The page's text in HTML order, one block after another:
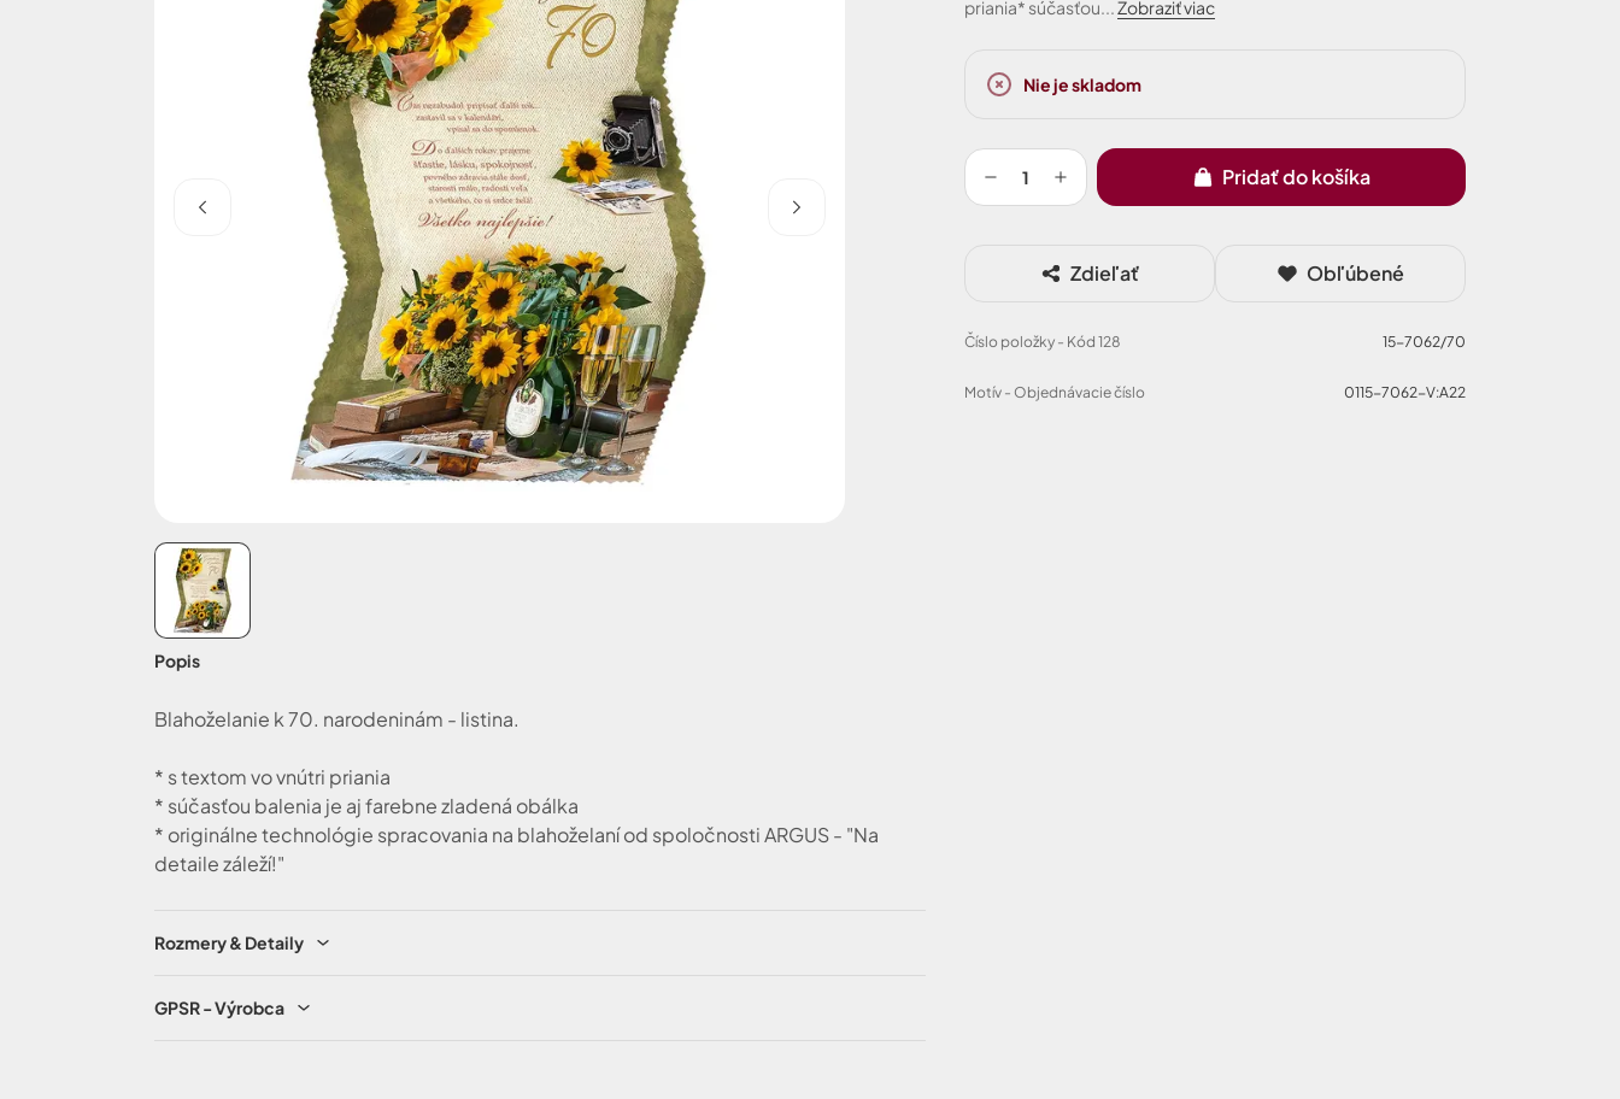
Popis
Blahoželanie k 70. narodeninám - listina.
* s textom vo vnútri priania
* súčasťou balenia je aj farebne zladená obálka
* originálne technológie spracovania na blahoželaní od spoločnosti ARGUS - "Na
detaile záleží!"
Rozmery & Detaily
GPSR - Výrobca
priania* súčasťou...Zobraziť viac
Nie je skladom
Pridať do košíka
Zdieľať Obľúbené
Číslo položky - Kód 128 15-7062/70
Motív - Objednávacie číslo 0115-7062-V:A22